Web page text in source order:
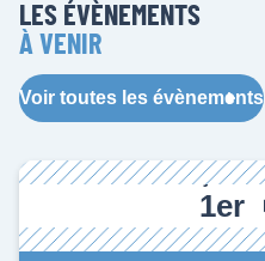
LES ÉVÈNEMENTS
À VENIR
Voir toutes les évènements
jeu
1er
OCT